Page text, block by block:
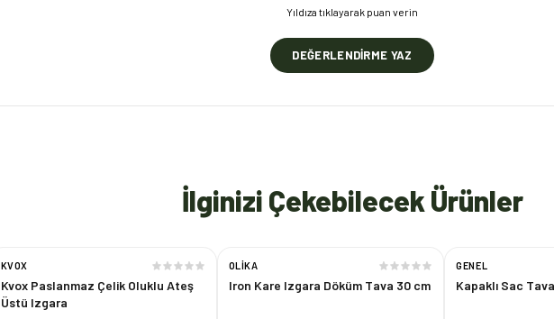
Yıldıza tıklayarak puan verin
DEĞERLENDIRME YAZ
İlginizi Çekebilecek Ürünler
KVOX
Kvox Paslanmaz Çelik Oluklu Ateş
Üstü Izgara
OLIKA
Iron Kare Izgara Döküm Tava 30 cm
GENEL
Kapaklı Sac